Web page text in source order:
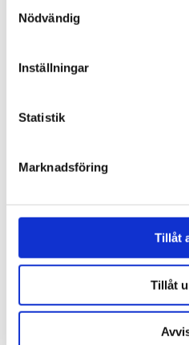
Nödvändig
Inställningar
Statistik
Marknadsföring
Tillåt
Tillåt
Fem koppar
risken
Grekland
Skotsk